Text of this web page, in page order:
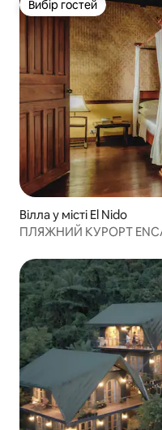
Вибір гостей
Вибір гостей
Вілла у місті El Nido
ПЛЯЖНИЙ КУРОРТ